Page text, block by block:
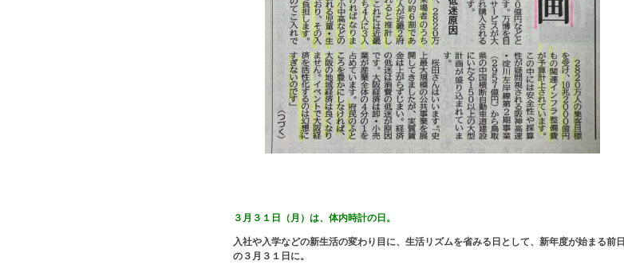
３月３１日（月）は、体内時計の日。
入社や入学などの新生活の変わり目に、生活リズムを省みる日として、新年度が始まる前日
の３月３１日に。